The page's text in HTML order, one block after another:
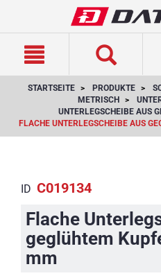
STARTSEITE PRODUKTE
METRISCH
UNTERLEGSCHEIBE AUS
FLACHE UNTERLEGSCHEIBE AUS
ID C019134
Flache
geglühtem
mm